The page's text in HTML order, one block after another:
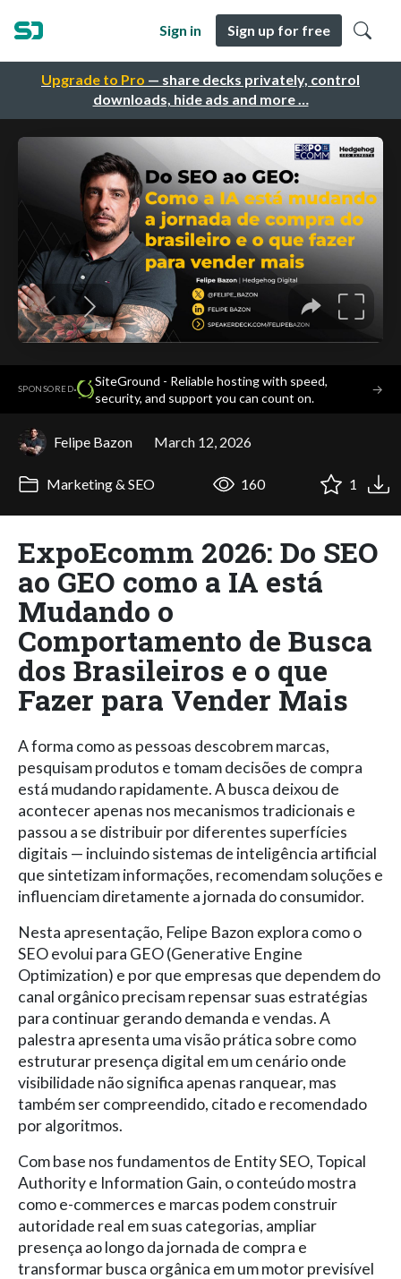
Upgrade to Pro — share decks privately, control
downloads, hide ads and more …
Sign in Sign up for free
SPONSORED·
SiteGround - Reliable hosting with speed,
security, and support you can count on.
→
Felipe Bazon March 12, 2026
Marketing & SEO 160 1
ExpoEcomm 2026: Do SEO
ao GEO como a IA está
Mudando o
Comportamento de Busca
dos Brasileiros e o que
Fazer para Vender Mais
A forma como as pessoas descobrem marcas,
pesquisam produtos e tomam decisões de compra
está mudando rapidamente. A busca deixou de
acontecer apenas nos mecanismos tradicionais e
passou a se distribuir por diferentes superfícies
digitais — incluindo sistemas de inteligência artificial
que sintetizam informações, recomendam soluções e
influenciam diretamente a jornada do consumidor.
Nesta apresentação, Felipe Bazon explora como o
SEO evolui para GEO (Generative Engine
Optimization) e por que empresas que dependem do
canal orgânico precisam repensar suas estratégias
para continuar gerando demanda e vendas. A
palestra apresenta uma visão prática sobre como
estruturar presença digital em um cenário onde
visibilidade não significa apenas ranquear, mas
também ser compreendido, citado e recomendado
por algoritmos.
Com base nos fundamentos de Entity SEO, Topical
Authority e Information Gain, o conteúdo mostra
como e-commerces e marcas podem construir
autoridade real em suas categorias, ampliar
presença ao longo da jornada de compra e
transformar busca orgânica em um motor previsível